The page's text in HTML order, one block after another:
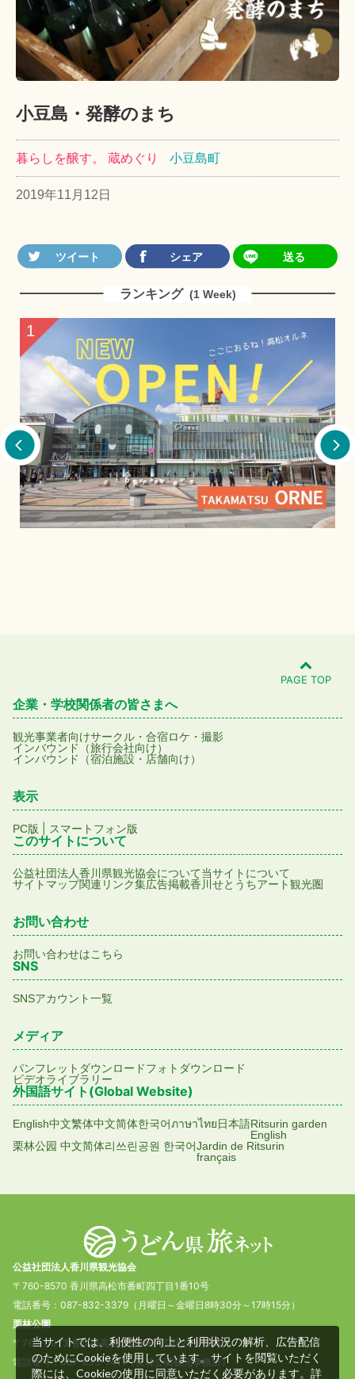
小豆島・発酵のまち
暮らしを醸す。 蔵めぐり 小豆島町
2019年11月12日
ランキング (1 Week)
2
PAGE TOP
企業・学校関係者の皆さまへ
観光事業者向けサークル・合宿ロケ・撮影
インバウンド（旅行会社向け）
インバウンド（宿泊施設・店舗向け）
表示
PC版 スマートフォン版
このサイトについて
公益社団法人香川県観光協会について当サイトについて
サイトマップ関連リンク集広告掲載香川せとうちアート観光圏
お問い合わせ
お問い合わせはこちら
SNS
SNSアカウント一覧
メディア
パンフレットダウンロードフォトダウンロード
ビデオライブラリー
外国語サイト(Global Website)
English中文繁体中文简体한국어ภาษาไทย日本語Ritsurin garden
English
栗林公园 中文简体리쓰린공원 한국어Jardin de Ritsurin
français
公益社団法人香川県観光協会
〒760-8570 香川県高松市番町四丁目1番10号
電話番号：087-832-3379（月曜日～金曜日8時30分～17時15分）
栗林公園
〒760-0073 香川県高松市栗林町1丁目20番16号
電話番号：087-833-7411（栗林公園観光事務所）
当サイトでは、利便性の向上と利用状況の解析、広告配信
のためにCookieを使用しています。サイトを閲覧いただく
際には、Cookieの使用に同意いただく必要があります。詳